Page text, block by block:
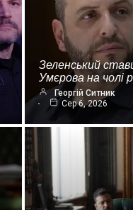
Зеленський
Умєрова на чолі
Георгій Ситник
Сер 6, 2026